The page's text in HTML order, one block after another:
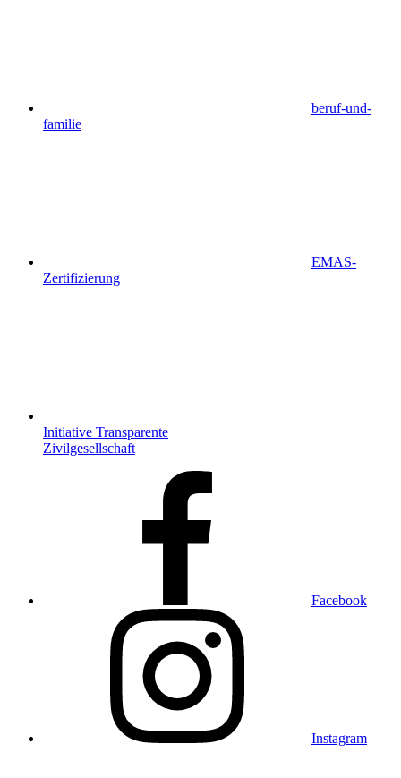
beruf-und-
familie
EMAS-
Zertifizierung
Initiative Transparente
Zivilgesellschaft
Facebook
Instagram